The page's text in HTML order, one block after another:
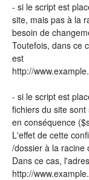
- si le script est
site, mais pas à la
besoin de
Toutefois, dans ce
est
http://
- si le script est
fichiers du site
en conséquence
L'effet de cette
/dossier à la racine
Dans ce cas,
http://